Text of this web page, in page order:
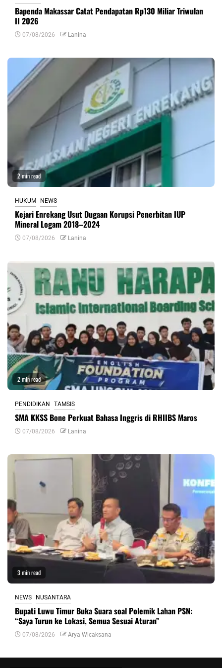
Bapenda Makassar Catat Pendapatan Rp130 Miliar Triwulan
II 2026
07/08/2026 Lanina
2 min read
HUKUM NEWS
Kejari Enrekang Usut Dugaan Korupsi Penerbitan IUP
Mineral Logam 2018–2024
07/08/2026 Lanina
2 min read
PENDIDIKAN TAMSIS
SMA KKSS Bone Perkuat Bahasa Inggris di RHIIBS Maros
07/08/2026 Lanina
3 min read
NEWS NUSANTARA
Bupati Luwu Timur Buka Suara soal Polemik Lahan PSN:
“Saya Turun ke Lokasi, Semua Sesuai Aturan”
07/08/2026 Arya Wicaksana